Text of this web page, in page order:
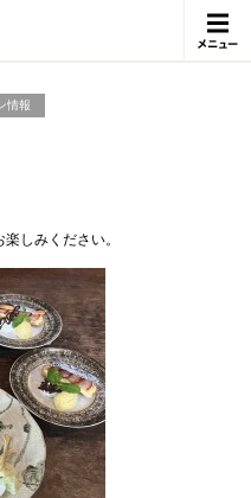
メニュ
情報
しみください。